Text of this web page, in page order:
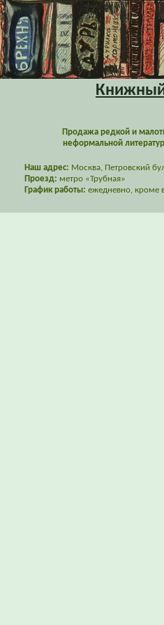
Книжный
Продажа редкой и
неформальной
Наш адрес: Москва, Петровский
Проезд: метро «Трубная»
График работы: ежедневно, кроме